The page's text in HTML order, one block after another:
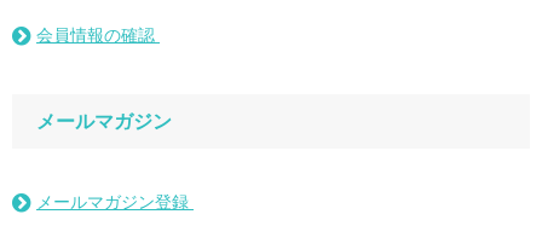
会員情報の確認
メールマガジン
メールマガジン登録